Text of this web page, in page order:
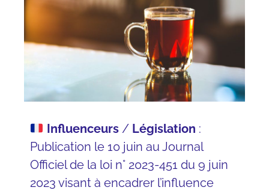
Influenceurs/ Législation :
Publication le 10 juin au Journal
Officiel de la loi n° 2023-451 du 9 juin
2023 visant à encadrer l’influence